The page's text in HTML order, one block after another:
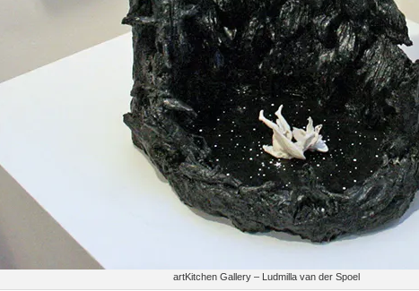
artKitchen Gallery – Ludmilla van der Spoel